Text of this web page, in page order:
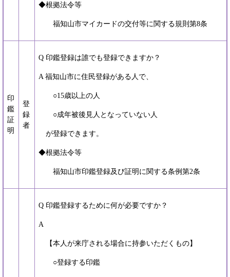
◆根拠法令等
福知山市マイカードの交付等に関する規則第8条
印
鑑
証
明
登
録
者
Q 印鑑登録は誰でも登録できますか？
A 福知山市に住民登録がある人で、
○15歳以上の人
○成年被後見人となっていない人
が登録できます。
◆根拠法令等
福知山市印鑑登録及び証明に関する条例第2条
Q 印鑑登録するために何が必要ですか？
A
【本人が来庁される場合に持参いただくもの】
○登録する印鑑